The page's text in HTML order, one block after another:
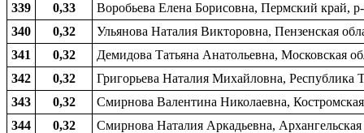
339
0,33
Воробьева Елена Борисовна, Пермский край,
340
0,32
Ульянова Наталия Викторовна, Пензенская
341
0,32
Демидова Татьяна Анатольевна, Московская
342
0,32
Григорьева Наталия Михайловна,
343
0,32
Смирнова Валентина Николаевна,
344
0,32
Смирнова Наталия Аркадьевна,